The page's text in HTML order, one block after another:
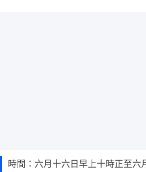
時間：六月十六日早上十時正至六